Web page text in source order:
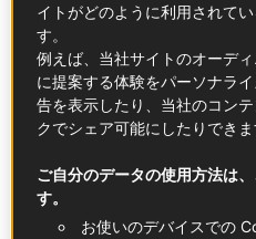
© bettphotos
知っておくべきこと
ブルジャソット・ノワール
ゥーロン北東部で栽培され
クの品種です。これは古代
イトがどのように利用されて
す。
例えば、当社サイトのオーデ
に提案する体験をパーソナラ
告を表示したり、当社のコン
クでシェア可能にしたりできま
ご自分のデータの使用方法は
す。
お使いのデバイスでの